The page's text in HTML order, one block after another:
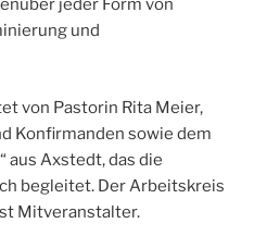
jeder Form von
und
von Pastorin Rita Meier,
Konfirmanden sowie dem
aus Axstedt, das die
begleitet. Der Arbeitskreis
Mitveranstalter.